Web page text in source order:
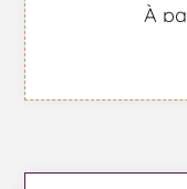
À